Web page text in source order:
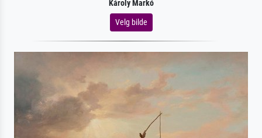
Károly Markó
Velg bilde